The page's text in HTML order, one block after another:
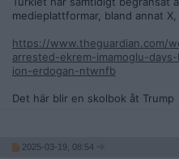
medieplattformar, bland annat
https://www.theguardian.com/
arrested-ekrem-imamoglu-
ion-erdogan-ntwnfb
Det här blir en skolbok åt Trump
2025-03-19, 08:54